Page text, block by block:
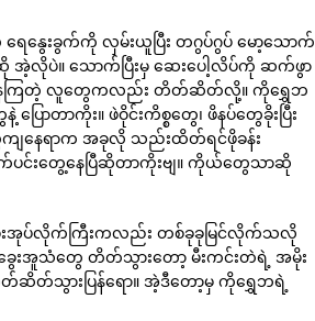
နွေးခွက်ကို လှမ်းယူပြီး တဂွပ်ဂွပ် မော့သောက်
အဲ့လိုပဲ။ သောက်ပြီးမှ ဆေးပေါ့လိပ်ကို ဆက်ဖွာ
င်နေကြတဲ့ လူတွေကလည်း တိတ်ဆိတ်လို့။ ကိုရွှေဘ
တာကိုး။ ဖဲဝိုင်းကိစ္စတွေ၊ ဖိနပ်တွေခိုးပြီး
ျနေရာက အခုလို သည်းထိတ်ရင်ဖိုခန်း
က်ပင်းတွေ့နေပြီဆိုတာကိုးဗျ။ ကိုယ်တွေသာဆို
ခွေးအုပ်လိုက်ကြီးကလည်း တစ်ခုခုမြင်လိုက်သလို
ေးအူသံတွေ တိတ်သွားတော့ မီးကင်းတဲရဲ့ အမိုး
တ်ဆိတ်သွားပြန်ရော။ အဲ့ဒီတော့မှ ကိုရွှေဘရဲ့